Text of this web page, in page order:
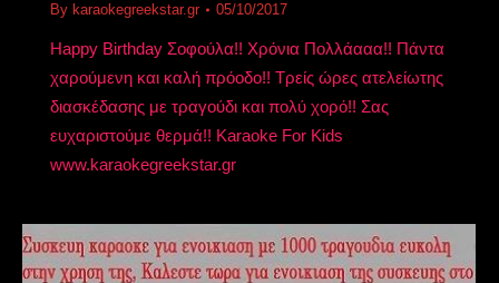
By karaokegreekstar.gr 05/10/2017
Happy Birthday Σοφούλα!! Χρόνια Πολλάααα!! Πάντα
χαρούμενη και καλή πρόοδο!! Τρείς ώρες ατελείωτης
διασκέδασης με τραγούδι και πολύ χορό!! Σας
ευχαριστούμε θερμά!! Karaoke For Kids
www.karaokegreekstar.gr